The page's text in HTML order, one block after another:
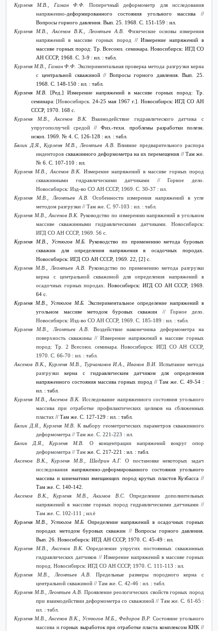
Курленя М.В., Гаман Ф.Ф.Поперечный деформометр для исследования
напряженно-деформированного состояния угольного массива //
Вопросы горного давления. Вып. 25. 1968. С. 151-159 : ил.
Курленя М.В., Аксенов В.К., Леонтьев А.В.
Физические основы измерения
напряжений в массиве горных пород // Измерение напряжений в
массиве горных пород: Тр. Всесоюз. семинара. Новосибирск: ИГД СО
АН СССР, 1968. С. 3-9 : ил. : табл.
Курленя М.В., Гаман Ф.Ф. Экспериментальная проверка метода разгрузки керна
сцентральной скважиной // Вопросы горного давления. Вып. 25.
1968. С. 148-150 : ил. : табл.
Курленя М.В. [Ред.] Измерение напряжений в массиве горных пород: Тр.
семинара: [Новосибирск.24-25 мая 1967 г.]. Новосибирск: ИГД СО АН
СССР, 1970. 168 с.
Курленя М.В., Аксенов В.К. Взаимодействие гидравлического датчика с
упругоползучей средой // Физ.-техн. проблемы разработки полезн.
ископ. 1969. № 4. С. 126-128 : ил. : табл.
Бялик Д.Я., Курленя М.В., Леонтьев А.В. Влияние предварительного распора
инденторов скважинного деформометра на их перемещения // Там же.
№ 6. С. 107-110 : ил.
Курленя М.В., Аксенов В.К.
Измерение напряжений в массиве горных пород
скважинными гидравлическими датчиками // Горное дело.
Новосибирск: Изд-во СО АН СССР, 1969. С. 30-37 : ил.
Курленя М.В., Леонтьев А.В. Особенности измерения напряжений в угле
методом разгрузки // Там же. С. 97-103 : ил. : табл.
Курленя М.В., Аксенов В.К. Руководство по измерению напряжений в угольном
массиве скважинными гидравлическими датчиками. Новосибирск:
ИГД СО АН СССР, 1969. 56 с.
Курленя М.В., Устюгов М.Б.
Руководство по применению метода буровых
скважин для определения напряжения в осадочных породах.
Новосибирск: ИГД СО АН СССР, 1969. 22, [2] с.
Курленя М.В., Леонтьев А.В. Руководство по применению метода разгрузки
керна с центральной скважиной для определения напряжений в
осадочных горных породах.Новосибирск: ИГД СО АН СССР, 1969.
64 с.
Курленя М.В., Устюгов М.Б.
Экспериментальное определение напряжений в
угольном массиве методом буровых скважин // Горное дело.
Новосибирск: Изд-во СО АН СССР, 1969. С. 185-189 : ил. : табл.
Курленя М.В., Леонтьев А.В.
Воздействие наконечника деформометра на
поверхность скважины // Измерение напряжений в массиве горных
пород: Тр. 2 Всесоюз. семинара. Новосибирск: ИГД СО АН СССР,
1970. С. 66-70 : ил. : табл.
Аксенов В.К., Курленя М.В., Турчанинов И.А., Иванов В.И.Испытание метода
разгрузкикерна с гидравлическим датчиком для определения
напряженного состояния массива горных пород // Там же. С. 49-54 :
ил. : табл.
Курленя М.В., Аксенов В.К. Исследование напряженного состояния угольного
массива при отработке профилактических целиков на сближенных
пластах// Там же. С. 127-129 : ил. : табл.
Бялик Д.Я., Курленя М.В. К выбору геометрических параметров скважинного
деформометра // Там же. С. 221-223 : ил.
Бялик Д.Я.,
Курленя М.В. О концентрации напряжений вокруг опор
деформометра // Тамже. С. 217-221 : ил. : табл.
Аксенов В.К., Курленя М.В., Шадрин А.Г. О постановке некоторых задач
исследованиянапряженно-деформированного состояния угольного
массива и кинематики вмещающих пород крутых пластов Кузбасса //
Там же. С. 140-142.
Аксенов В.К., Курленя М.В., Акимов В.С.Определение дополнительных
напряжений в массиве горных пород гидравлическими датчиками //
Там же. С. 102-111 ; ил.ё
Курленя М.В., Устюгов М.Б. Определение напряжений в осадочных горных
породах методом буровых скважин // Вопросы горного давления.
Вып. 26. Новосибирск: ИГД АН СССР, 1970. С. 45-49 : ил.
Курленя М.В., Аксенов В.К. Определение упругих постоянных скважинных
гидравлических датчиков // Измерение напряжений в массиве горных
пород. Новосибирск: ИГД СО АН СССР, 1970. С. 111-113 : ил.
Курленя М.В., Леонтьев А.В.
Предельные размеры породного керна с
центральной скважиной // Там же. С. 42-46 : ил. : табл.
Курленя М.В., Леонтьев А.В. Проявление реологических свойств горных пород
при взаимодействии деформометра со скважиной // Там же. С. 61-65 :
ил. : табл.
Курленя М.В., Аксенов В.К., Устюгов М.Б., Федоров В.Р. Состояние угольного
массива игорных выработок при отработке пласта комплексом КНК //